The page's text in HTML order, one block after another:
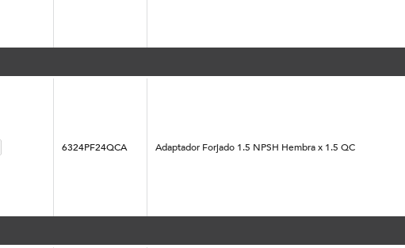
6324PF24QCA Adaptador Forjado 1.5 NPSH Hembra x 1.5 QC